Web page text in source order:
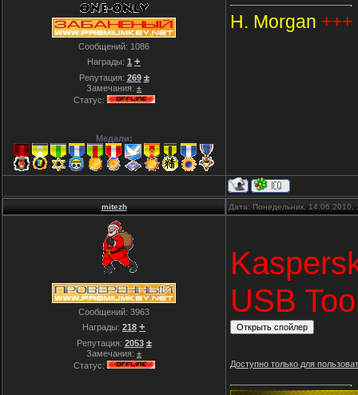
Сообщений: 1086
Награды: 1 +
Репутация: 269 ±
Замечания: ±
Статус:
Медали:
H. Morgan +++
mitezh Дата: Понедельник,
Сообщений: 3963
Награды: 218 +
Репутация: 2053 ±
Замечания: ±
Статус:
USB
Доступно только для